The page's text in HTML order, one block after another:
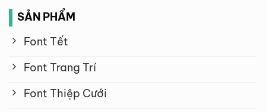
SẢN PHẨM
Font Tết
Font Trang Trí
Font Thiệp Cưới